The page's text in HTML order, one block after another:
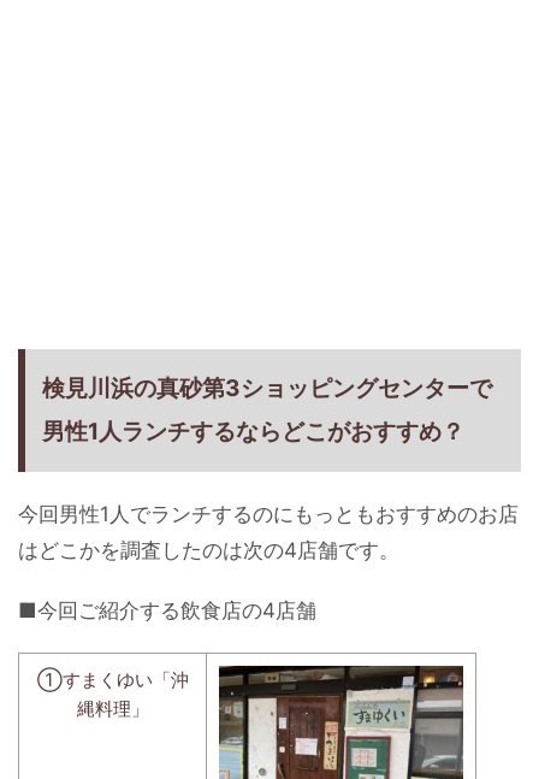
検見川浜の真砂第3ショッピングセンターで
男性1人ランチするならどこがおすすめ？
今回男性1人でランチするのにもっともおすすめのお店
はどこかを調査したのは次の4店舗です。
■今回ご紹介する飲食店の4店舗
①すまくゆい「沖
縄料理」